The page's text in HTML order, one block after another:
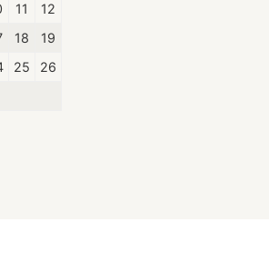
11
12
18
19
25
26